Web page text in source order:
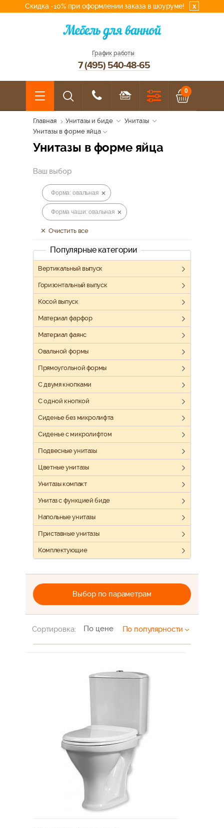
Скидка -10% при оформлении заказа в шоуруме! x
График работы
7 (495) 540-48-65
0
Главная Унитазы и биде
Унитазы
Унитазы в форме яйца
Унитазы в форме яйца
Ваш выбор
Форма: овальная
Форма чаши: овальная
Очистить все
Популярные категории
Вертикальный выпуск
Горизонтальный выпуск
Косой выпуск
Материал фарфор
Материал фаянс
Овальной формы
Прямоугольной формы
С двумя кнопками
С одной кнопкой
Сиденье без микролифта
Сиденье с микролифтом
Подвесные унитазы
Цветные унитазы
Унитазы компакт
Унитаз с функцией биде
Напольные унитазы
Приставные унитазы
Комплектующие
Выбор по параметрам
Сортировка: По цене По популярности